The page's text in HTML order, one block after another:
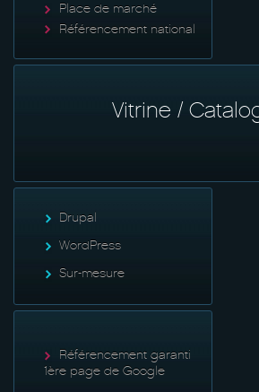
Place de marché
Référencement national
Vitrine /
Drupal
WordPress
Sur-mesure
Référencement garanti
1ère page de Google